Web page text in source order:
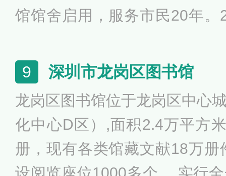
馆馆舍启用，服务市民20年。
览馆”两馆合一设计，总建筑
中图书馆面积39270平方米，
30平方米。
9 深圳市龙岗区图书馆
龙岗区图书馆位于龙岗区中心
化中心D区）,面积2.4万平方
册，现有各类馆藏文献18万